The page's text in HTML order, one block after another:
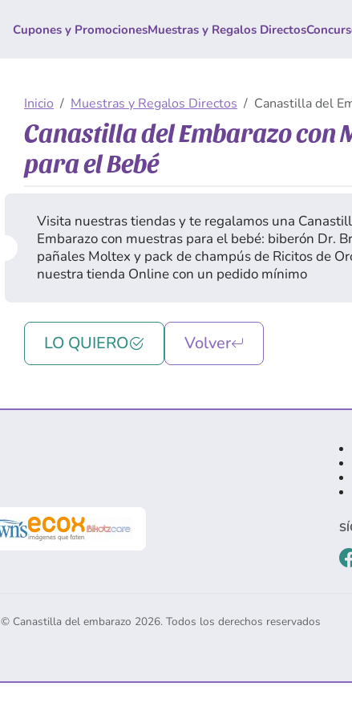
Cupones y PromocionesMuestras y Regalos Directos
Inicio Muestras y Regalos Directos Canastilla del
Canastilla del Embarazo con
para el Bebé
Visita nuestras tiendas y te regalamos una
Embarazo con muestras para el bebé: biberón Dr.
pañales Moltex y pack de champús de Ricitos de
nuestra tienda Online con un pedido mínimo
LO QUIERO Volver
© Canastilla del embarazo 2026. Todos los derechos reservados